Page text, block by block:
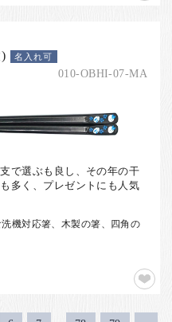
名入れ可
010-OBHI-07-MA
で選ぶも良し、その年の干
多く、プレゼントにも人気
機対応箸、木製の箸、四角の